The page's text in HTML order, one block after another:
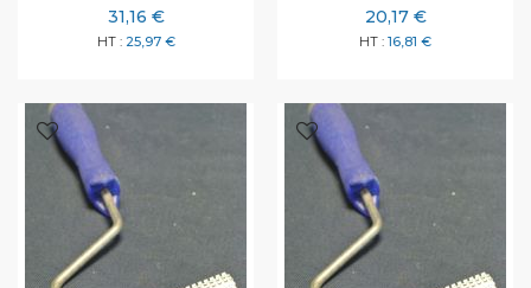
31,16 €
25,97 €
20,17 €
16,81 €